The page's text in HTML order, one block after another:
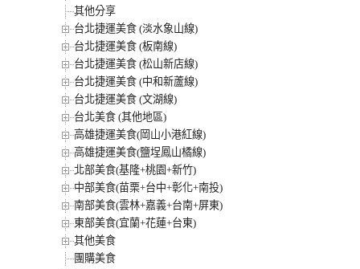
其他分享
台北捷運美食 (淡水象山線)
台北捷運美食 (板南線)
台北捷運美食 (松山新店線)
台北捷運美食 (中和新蘆線)
台北捷運美食 (文湖線)
台北美食 (其他地區)
高雄捷運美食(岡山小港紅線)
高雄捷運美食(鹽埕鳳山橘線)
北部美食(基隆+桃園+新竹)
中部美食(苗栗+台中+彰化+南投)
南部美食(雲林+嘉義+台南+屏東)
東部美食(宜蘭+花蓮+台東)
其他美食
團購美食